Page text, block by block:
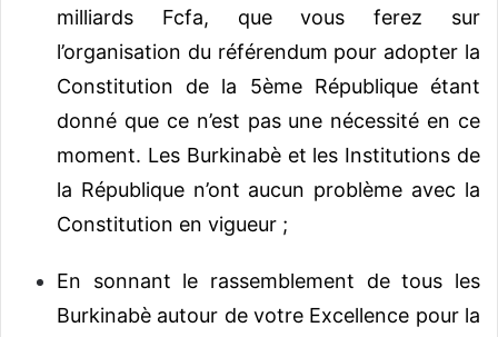
milliards Fcfa, que vous ferez sur
l’organisation du référendum pour adopter la
Constitution de la 5ème République étant
donné que ce n’est pas une nécessité en ce
moment. Les Burkinabè et les Institutions de
la République n’ont aucun problème avec la
Constitution en vigueur ;
En sonnant le rassemblement de tous les
Burkinabè autour de votre Excellence pour la